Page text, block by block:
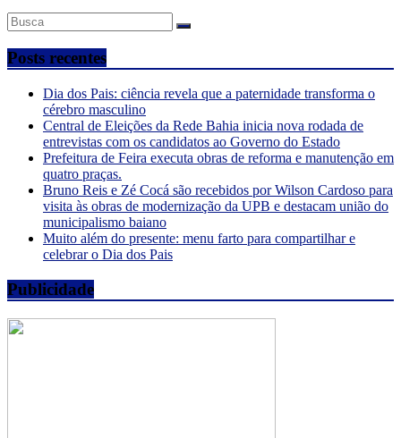
Posts recentes
Dia dos Pais: ciência revela que a paternidade transforma o
cérebro masculino
Central de Eleições da Rede Bahia inicia nova rodada de
entrevistas com os candidatos ao Governo do Estado
Prefeitura de Feira executa obras de reforma e manutenção em
quatro praças.
Bruno Reis e Zé Cocá são recebidos por Wilson Cardoso para
visita às obras de modernização da UPB e destacam união do
municipalismo baiano
Muito além do presente: menu farto para compartilhar e
celebrar o Dia dos Pais
Publicidade